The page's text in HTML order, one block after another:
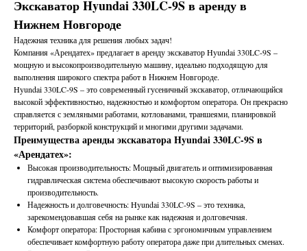
Экскаватор Hyundai 330LC-9S в аренду в
Нижнем Новгороде
Надежная техника для решения любых задач!
Компания «Арендатех» предлагает в аренду экскаватор Hyundai 330LC-9S –
мощную и высокопроизводительную машину, идеально подходящую для
выполнения широкого спектра работ в Нижнем Новгороде.
Hyundai 330LC-9S – это современный гусеничный экскаватор, отличающийся
высокой эффективностью, надежностью и комфортом оператора. Он прекрасно
справляется с земляными работами, котлованами, траншеями, планировкой
территорий, разборкой конструкций и многими другими задачами.
Преимущества аренды экскаватора Hyundai 330LC-9S в
«Арендатех»:
Высокая производительность: Мощный двигатель и оптимизированная
гидравлическая система обеспечивают высокую скорость работы и
производительность.
Надежность и долговечность: Hyundai 330LC-9S – это техника,
зарекомендовавшая себя на рынке как надежная и долговечная.
Комфорт оператора: Просторная кабина с эргономичным управлением
обеспечивает комфортную работу оператора даже при длительных сменах.